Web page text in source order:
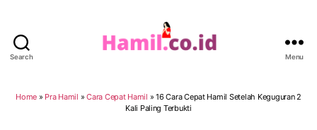
Search Menu
Home » Pra Hamil »Cara Cepat Hamil »16 Cara Cepat Hamil Setelah Keguguran 2
Kali Paling Terbukti